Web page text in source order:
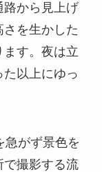
路から見上げ
を生かした
ます。夜は立
以上にゆっ
急がず景色を
で撮影する流